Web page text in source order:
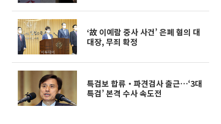
‘故 이예람 중사 사건’ 은폐 혐의 대
대장, 무죄 확정
특검보 합류‧파견검사 출근⋯‘3대
특검’ 본격 수사 속도전